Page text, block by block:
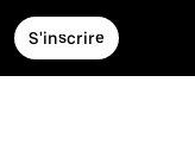
S'inscrire